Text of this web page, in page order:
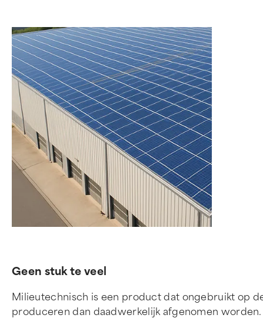
Geen stuk te veel
Milieutechnisch is een product dat ongebruikt op
produceren dan daadwerkelijk afgenomen